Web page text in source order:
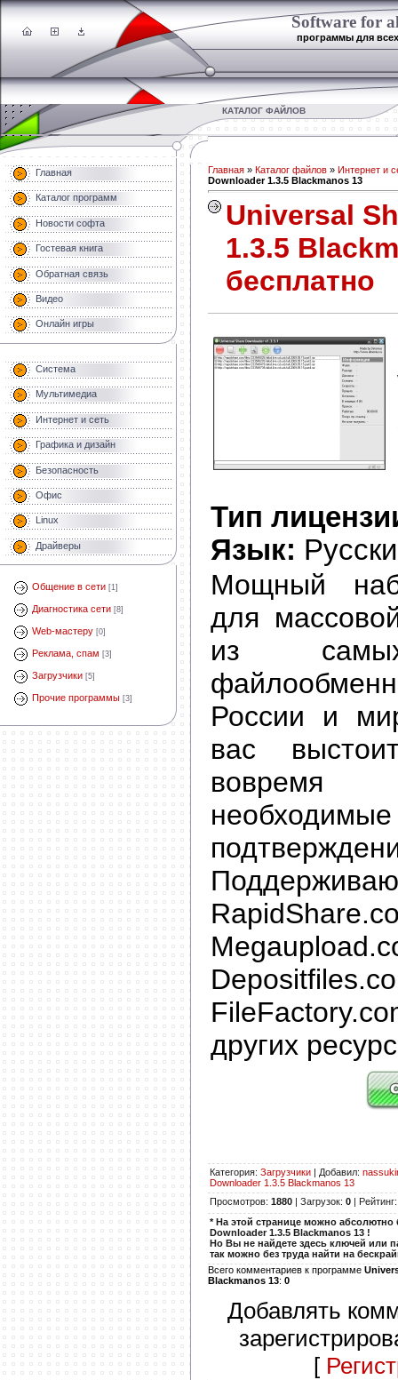
Software for
программы для всех
КАТАЛОГ ФАЙЛОВ
Главная
Каталог программ
Новости софта
Гостевая книга
Обратная связь
Видео
Онлайн игры
Система
Мультимедиа
Интернет и сеть
Графика и дизайн
Безопасность
Офис
Linux
Драйверы
Общение в сети [1]
Диагностика сети [8]
Web-мастеру [0]
Реклама, спам [3]
Загрузчики [5]
Прочие программы [3]
Главная » Каталог файлов » Интернет и
Downloader 1.3.5 Blackmanos 13
Universal
1.3.5
бесплатно
Тип
Язык:
Мощный
для
из
России и
вас
других
Категория: Загрузчики | Добавил:
Downloader 1.3.5 Blackmanos 13
Просмотров: 1880 | Загрузок: 0 | Рейтинг
* На этой странице можно абсолютно
Downloader 1.3.5 Blackmanos 13 !
Но Вы не найдете здесь ключей или
так можно без труда найти на
Всего комментариев к программе
Blackmanos 13: 0
Добавлять
[